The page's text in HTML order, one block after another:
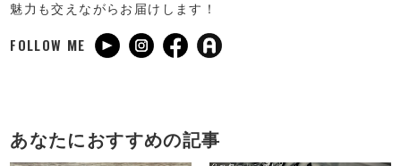
魅力も交えながらお届けします！
FOLLOW ME
あなたにおすすめの記事